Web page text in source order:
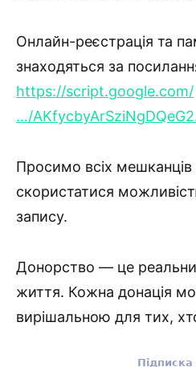
Онлайн-реєстрація та
знаходяться за
https://script.google.com/
…/
Просимо всіх
скористатися
запису.
Донорство — це
життя. Кожна донація
вирішальною для тих,